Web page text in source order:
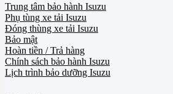
Trung tâm bảo hành Isuzu
Phụ tùng xe tải Isuzu
Đóng thùng xe tải Isuzu
Bảo mật
Hoàn tiền / Trả hàng
Chính sách bảo hành Isuzu
Lịch trình bảo dưỡng Isuzu